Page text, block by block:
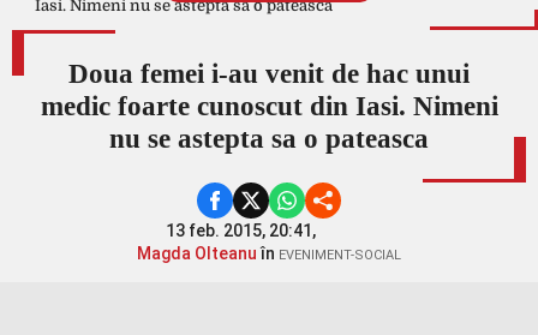
Doua femei i-au venit de hac unui
medic foarte cunoscut din Iasi. Nimeni
nu se astepta sa o pateasca
13 feb. 2015, 20:41,
Magda Olteanuîn EVENIMENT-SOCIAL